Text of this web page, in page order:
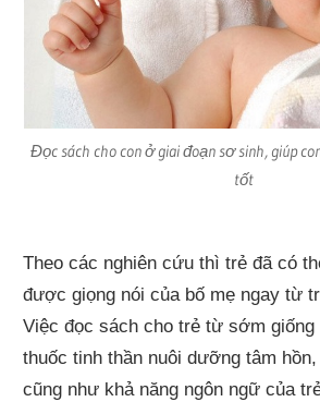
Đọc sách cho con ở giai đoạn sơ sinh, giúp
tốt
Theo các nghiên cứu thì trẻ đã có
được giọng nói của bố mẹ ngay từ
Việc đọc sách cho trẻ từ sớm giống
thuốc tinh thần nuôi dưỡng tâm
cũng như khả năng ngôn ngữ của